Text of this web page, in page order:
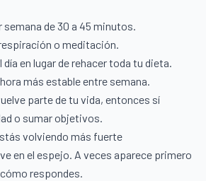
de 30 a 45 minutos.
o meditación.
día en lugar de rehacer toda tu dieta.
más estable entre semana.
parte de tu vida, entonces sí
o sumar objetivos.
volviendo más fuerte
en el espejo. A veces aparece primero
respondes.